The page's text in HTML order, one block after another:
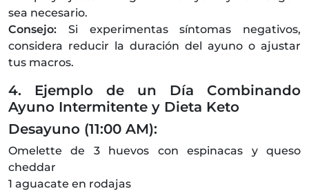
sea necesario.
Consejo: Si experimentas síntomas negativos,
considera reducir la duración del ayuno o ajustar
tus macros.
4. Ejemplo de un Día Combinando
Ayuno Intermitente y Dieta Keto
Desayuno (11:00 AM):
Omelette de 3 huevos con espinacas y queso
cheddar
1 aguacate en rodajas